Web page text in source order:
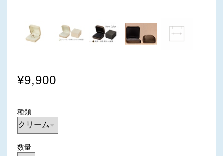
¥9,900
種類
数量